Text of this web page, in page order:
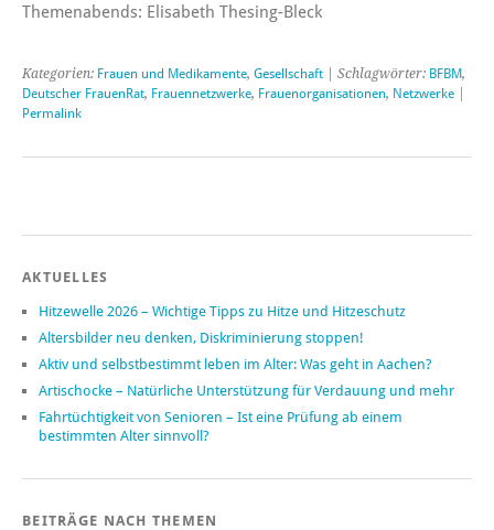
Themenabends: Elisabeth Thesing-Bleck
Kategorien: Frauen und Medikamente, Gesellschaft | Schlagwörter: BFBM,
Deutscher FrauenRat, Frauennetzwerke, Frauenorganisationen, Netzwerke
Permalink
AKTUELLES
Hitzewelle 2026 – Wichtige Tipps zu Hitze und Hitzeschutz
Altersbilder neu denken, Diskriminierung stoppen!
Aktiv und selbstbestimmt leben im Alter: Was geht in Aachen?
Artischocke – Natürliche Unterstützung für Verdauung und mehr
Fahrtüchtigkeit von Senioren – Ist eine Prüfung ab einem
bestimmten Alter sinnvoll?
BEITRÄGE NACH THEMEN